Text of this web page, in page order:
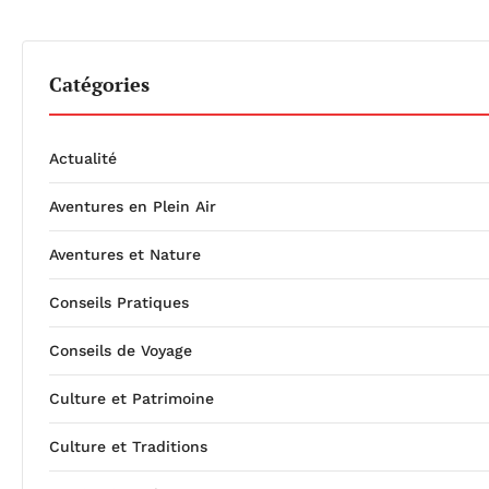
Catégories
Actualité
Aventures en Plein Air
Aventures et Nature
Conseils Pratiques
Conseils de Voyage
Culture et Patrimoine
Culture et Traditions